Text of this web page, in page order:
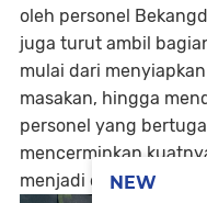
oleh personel
juga turut ambil
mulai dari
masakan, hingga
personel yang
mencerminkan
menjadi ciri khas
NEW